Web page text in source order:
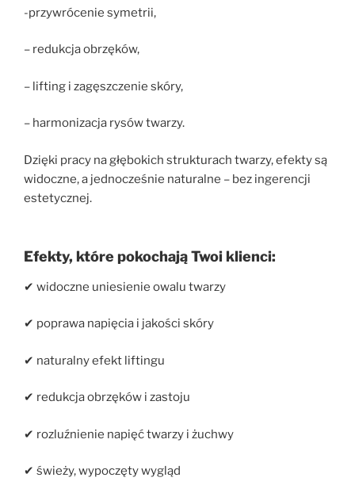
-przywrócenie symetrii,
– redukcja obrzęków,
– lifting i zagęszczenie skóry,
– harmonizacja rysów twarzy.
Dzięki pracy na głębokich strukturach twarzy, efekty są
widoczne, a jednocześnie naturalne – bez ingerencji
estetycznej.
Efekty, które pokochają Twoi klienci:
✔ widoczne uniesienie owalu twarzy
✔ poprawa napięcia i jakości skóry
✔ naturalny efekt liftingu
✔ redukcja obrzęków i zastoju
✔ rozluźnienie napięć twarzy i żuchwy
✔ świeży, wypoczęty wygląd